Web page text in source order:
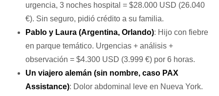
urgencia, 3 noches hospital = $28.000 USD (26.040
€). Sin seguro, pidió crédito a su familia.
Pablo y Laura (Argentina, Orlando): Hijo con fiebre
en parque temático. Urgencias + análisis +
observación = $4.300 USD (3.999 €) por 6 horas.
Un viajero alemán (sin nombre, caso PAX
Assistance): Dolor abdominal leve en Nueva York.